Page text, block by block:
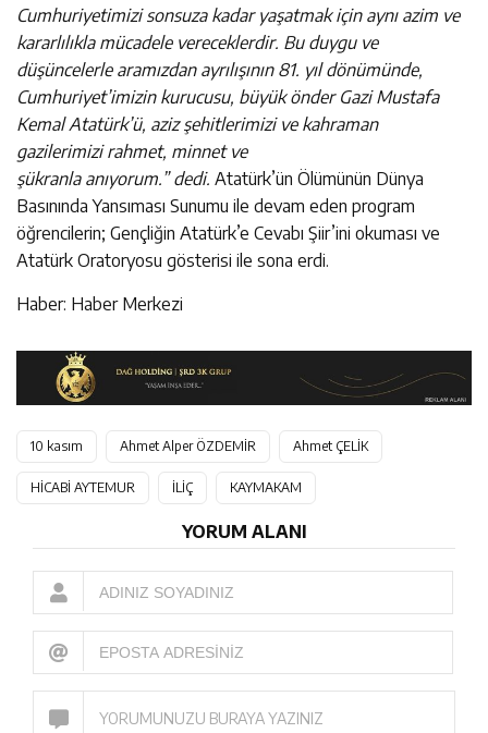
Cumhuriyetimizi sonsuza kadar yaşatmak için aynı azim ve
kararlılıkla mücadele vereceklerdir. Bu duygu ve
düşüncelerle aramızdan ayrılışının 81. yıl dönümünde,
Cumhuriyet’imizin kurucusu, büyük önder Gazi Mustafa
Kemal Atatürk’ü, aziz şehitlerimizi ve kahraman
gazilerimizi rahmet, minnet ve
şükranla anıyorum.”dedi. Atatürk’ün Ölümünün Dünya
Basınında Yansıması Sunumu ile devam eden program
öğrencilerin; Gençliğin Atatürk’e Cevabı Şiir’ini okuması ve
Atatürk Oratoryosu gösterisi ile sona erdi.
Haber: Haber Merkezi
10 kasım Ahmet Alper ÖZDEMİR Ahmet ÇELİK
HİCABİ AYTEMUR İLİÇ KAYMAKAM
YORUM ALANI